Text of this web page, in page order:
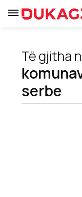
Lajme
Të gjitha
serbe